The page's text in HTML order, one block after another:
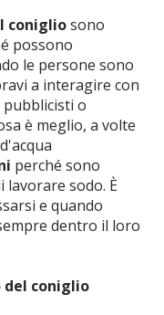
conigliosono
possono
le persone sono
a interagire con
pubblicisti o
è meglio, a volte
perché sono
sodo. È
e quando
dentro il loro
del coniglio